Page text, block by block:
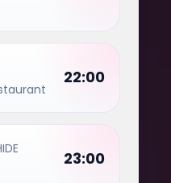
22:00
23:00